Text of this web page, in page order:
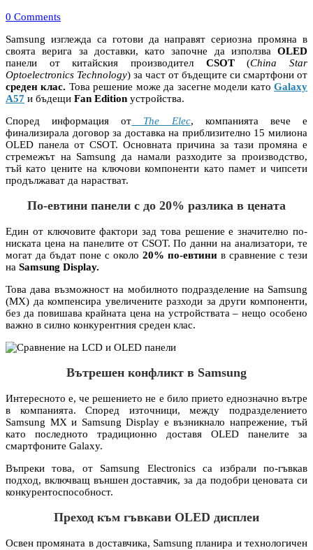
0 Comments
Samsung изглежда са готови да направят сериозна промяна в
своята верига за доставки, като започне да използва OLED
панели от китайския производител CSOT(China Star
Optoelectronics Technology) за част от бъдещите си смартфони от
среден клас. Това решение може да засегне модели като Galaxy
A57 и бъдещи Fan Edition устройства.
Според информация от The Elec, компанията вече е
финализирала договор за доставка на приблизително 15 милиона
OLED панела от CSOT. Основната причина за тази промяна е
стремежът на Samsung да намали разходите за производство,
тъй като цените на ключови компоненти като памет и чипсети
продължават да нарастват.
По-евтини панели с до 20% разлика в цената
Един от ключовите фактори зад това решение е значително по-
ниската цена на панелите от CSOT. По данни на анализатори, те
могат да бъдат поне с около 20% по-евтини в сравнение с тези
на Samsung Display.
Това дава възможност на мобилното подразделение на Samsung
(MX) да компенсира увеличените разходи за други компоненти,
без да повишава крайната цена на устройствата – нещо особено
важно в силно конкурентния среден клас.
Вътрешен конфликт в Samsung
Интересното е, че решението не е било прието еднозначно вътре
в компанията. Според източници, между подразделението
Samsung MX и Samsung Display е възникнало напрежение, тъй
като последното традиционно доставя OLED панелите за
смартфоните Galaxy.
Въпреки това, от Samsung Electronics са избрали по-гъвкав
подход, включващ външен доставчик, за да подобри ценовата си
конкурентоспособност.
Преход към гъвкави OLED дисплеи
Освен промяната в доставчика, Samsung планира и технологичен